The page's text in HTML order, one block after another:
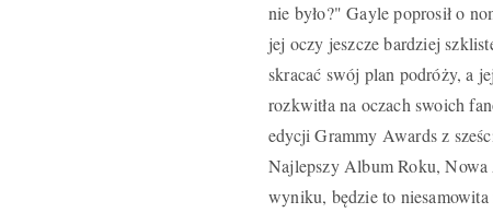
nie było?" Gayle poprosił o
jej oczy jeszcze bardziej
skracać swój plan podróży, a
rozkwitła na oczach swoich
edycji Grammy Awards z
Najlepszy Album Roku,
wyniku, będzie to